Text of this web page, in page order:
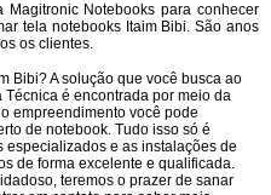
Magitronic Notebooks para conhecer
tela notebooks Itaim Bibi. São anos
os clientes.
Bibi? A solução que você busca ao
é encontrada por meio da
empreendimento você pode
de notebook. Tudo isso só é
e as instalações de
de forma excelente e qualificada.
teremos o prazer de sanar